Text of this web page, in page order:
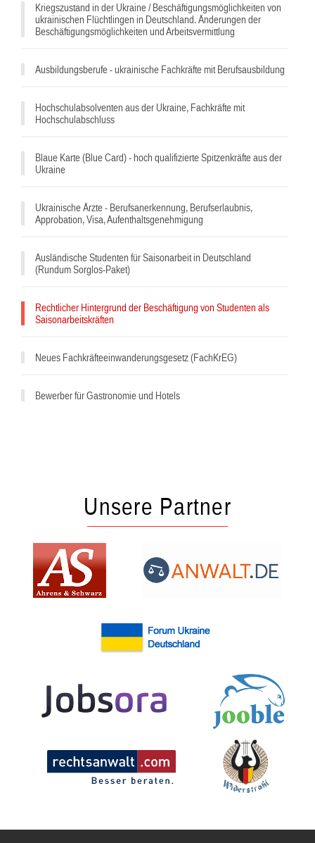
Kriegszustand in der Ukraine / Beschäftigungsmöglichkeiten von
ukrainischen Flüchtlingen in Deutschland. Änderungen der
Beschäftigungsmöglichkeiten und Arbeitsvermittlung
Ausbildungsberufe - ukrainische Fachkräfte mit Berufsausbildung
Hochschulabsolventen aus der Ukraine, Fachkräfte mit
Hochschulabschluss
Blaue Karte (Blue Card) - hoch qualifizierte Spitzenkräfte aus der
Ukraine
Ukrainische Ärzte - Berufsanerkennung, Berufserlaubnis,
Approbation, Visa, Aufenthaltsgenehmigung
Ausländische Studenten für Saisonarbeit in Deutschland
(Rundum Sorglos-Paket)
Rechtlicher Hintergrund der Beschäftigung von Studenten als
Saisonarbeitskräften
Neues Fachkräfteeinwanderungsgesetz (FachKrEG)
Bewerber für Gastronomie und Hotels
Unsere Partner